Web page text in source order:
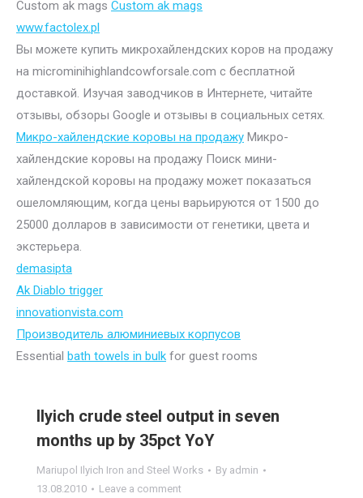
Custom ak mags Custom ak mags
www.factolex.pl
Вы можете купить микрохайлендских коров на продажу
на microminihighlandcowforsale.com с бесплатной
доставкой. Изучая заводчиков в Интернете, читайте
отзывы, обзоры Google и отзывы в социальных сетях.
Микро-хайлендские коровы на продажу Микро-
хайлендские коровы на продажу Поиск мини-
хайлендской коровы на продажу может показаться
ошеломляющим, когда цены варьируются от 1500 до
25000 долларов в зависимости от генетики, цвета и
экстерьера.
demasipta
Ak Diablo trigger
innovationvista.com
Производитель алюминиевых корпусов
Essential bath towels in bulk for guest rooms
Ilyich crude steel output in seven
months up by 35pct YoY
Mariupol Ilyich Iron and Steel Works By admin
13.08.2010
Leave a comment